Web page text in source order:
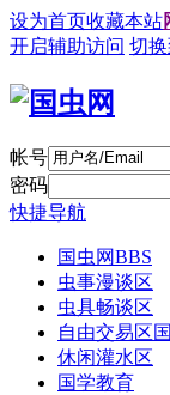
设为首页收藏本站
开启辅助访问 切
帐号
密码
快捷导航
国虫网BBS
虫事漫谈区
虫具畅谈区
自由交易区
休闲灌水区
国学教育